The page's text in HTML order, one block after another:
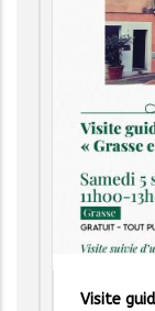
Visite